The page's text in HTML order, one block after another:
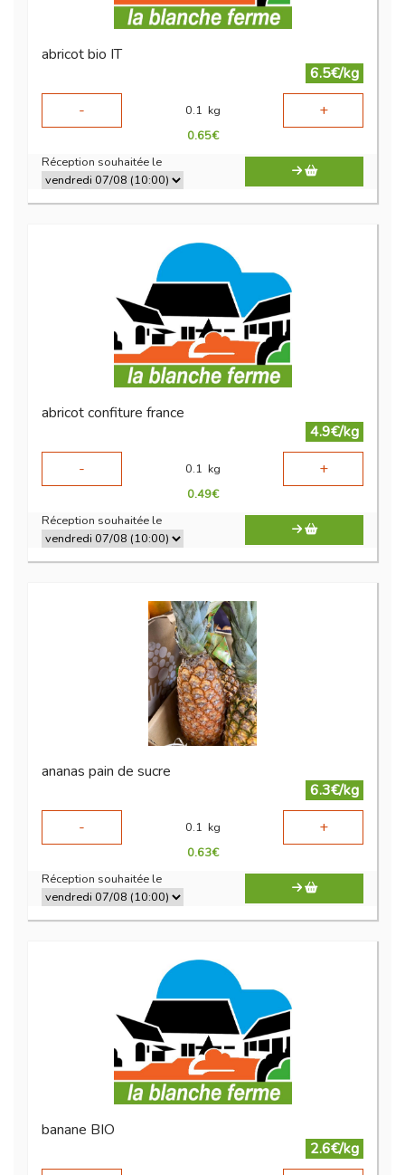
abricot bio IT
6.5€/kg
-
0.1 kg +
0.65€
Réception souhaitée le
abricot confiture france
4.9€/kg
-
0.1 kg +
0.49€
Réception souhaitée le
ananas pain de sucre
6.3€/kg
-
0.1 kg +
0.63€
Réception souhaitée le
banane BIO
2.6€/kg